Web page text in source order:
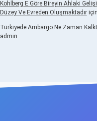
Kohlberg E Göre Bireyin Ahlaki
Düzey Ve Evreden Oluşmaktadıriçin
Türkiyede Ambargo Ne Zaman
admin